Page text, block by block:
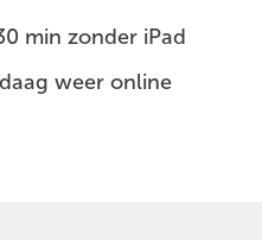
min zonder iPad
weer online